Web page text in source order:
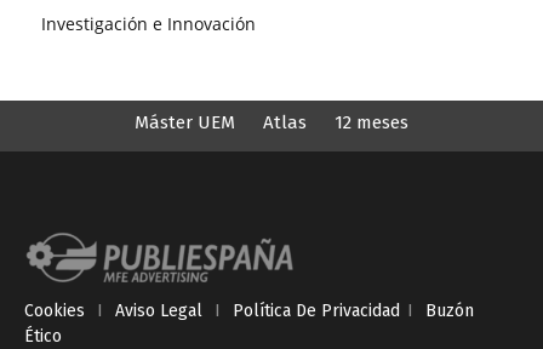
Investigación e Innovación
Máster UEM Atlas 12 meses
Cookies I Aviso Legal I Política De Privacidad I
Buzón
Ético